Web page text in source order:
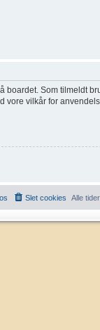
boardet. Som tilmeldt
vore vilkår for
Alle
Slet cookies